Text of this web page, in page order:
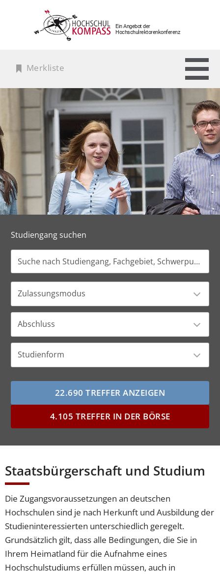
Ein Angebot der
Hochschulrektorenkonferenz
Merkliste
Studiengang suchen
Zulassungsmodus
Abschluss
Studienform
Staatsbürgerschaft und Studium
Die Zugangsvoraussetzungen an deutschen
Hochschulen sind je nach Herkunft und Ausbildung der
Studieninteressierten unterschiedlich geregelt.
Grundsätzlich gilt, dass alle Bedingungen, die Sie in
Ihrem Heimatland für die Aufnahme eines
Hochschulstudiums erfüllen müssen, auch in